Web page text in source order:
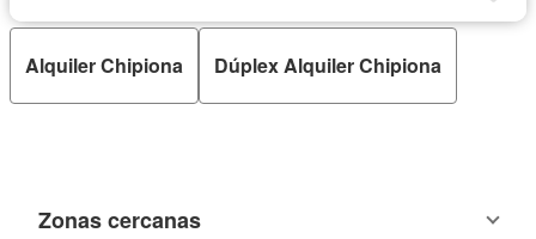
Alquiler Chipiona Dúplex Alquiler Chipiona
Zonas cercanas